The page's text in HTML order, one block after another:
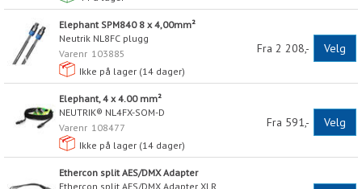
Elephant SPM840 8 x 4,00mm²
Neutrik NL8FC plugg
Varenr 103885
Ikke på lager (14 dager)
Fra 2 208,- Velg
Elephant, 4 x 4.00 mm²
NEUTRIK® NL4FX-SOM-D
Varenr 108477
Ikke på lager (14 dager)
Fra 591,- Velg
Ethercon split AES/DMX Adapter
Ethercon split AES/DMX Adapter XLR